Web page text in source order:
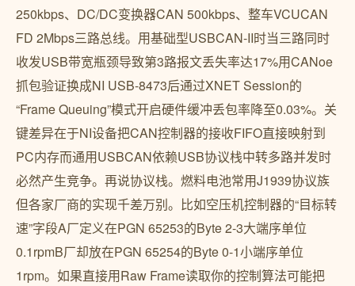
250kbps、DC/DC变换器CAN 500kbps、整车VCUCAN
FD 2Mbps三路总线。用基础型USBCAN-II时当三路同时
收发USB带宽瓶颈导致第3路报文丢失率达17%用CANoe
抓包验证换成NI USB-8473后通过XNET Session的
“Frame Queuing”模式开启硬件缓冲丢包率降至0.03%。关
键差异在于NI设备把CAN控制器的接收FIFO直接映射到
PC内存而通用USBCAN依赖USB协议栈中转多路并发时
必然产生竞争。再说协议栈。燃料电池常用J1939协议族
但各家厂商的实现千差万别。比如空压机控制器的“目标转
速”字段A厂定义在PGN 65253的Byte 2-3大端序单位
0.1rpmB厂却放在PGN 65254的Byte 0-1小端序单位
1rpm。如果直接用Raw Frame读取你的控制算法可能把